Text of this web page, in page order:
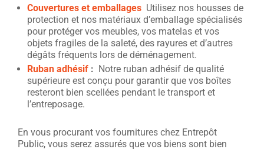
Couvertures et emballages Utilisez nos housses de
protection et nos matériaux d’emballage spécialisés
pour protéger vos meubles, vos matelas et vos
objets fragiles de la saleté, des rayures et d’autres
dégâts fréquents lors de déménagement.
Ruban adhésif : Notre ruban adhésif de qualité
supérieure est conçu pour garantir que vos boîtes
resteront bien scellées pendant le transport et
l’entreposage.
En vous procurant vos fournitures chez Entrepôt
Public, vous serez assurés que vos biens sont bien